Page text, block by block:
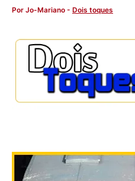
Por Jo-Mariano - Dois toques